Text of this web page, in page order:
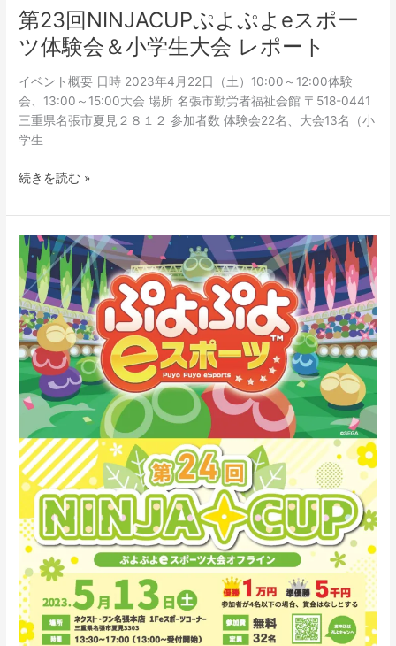
第23回NINJACUPぷよぷよeスポー
ツ体験会＆小学生大会 レポート
イベント概要 日時 2023年4月22日（土）10:00～12:00体験
会、13:00～15:00大会 場所 名張市勤労者福祉会館 〒518-0441
三重県名張市夏見２８１２ 参加者数 体験会22名、大会13名（小
学生
体
験
会
小
学
生
大
レ
ト
続きを読む »
第
24
回
NINJA
CUP
ぷ
よ
ぷ
よ
ス
ポ
ー
ツ
大
会